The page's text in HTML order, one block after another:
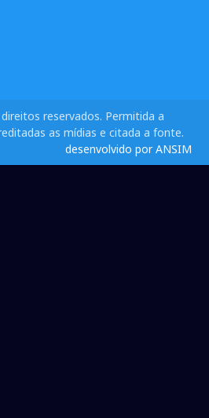
reservados. Permitida a
as mídias e citada a fonte.
desenvolvido por ANSIM